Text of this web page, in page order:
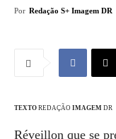
Por Redação S+ Imagem DR
TEXTO REDAÇÃO IMAGEM DR
Réveillon que se